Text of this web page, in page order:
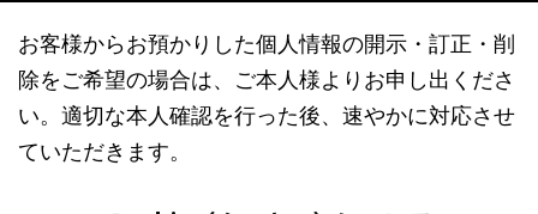
お客様からお預かりした個人情報の開示・訂正・削
除をご希望の場合は、ご本人様よりお申し出くださ
い。適切な本人確認を行った後、速やかに対応させ
ていただきます。